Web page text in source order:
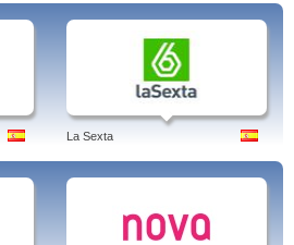
La Sexta